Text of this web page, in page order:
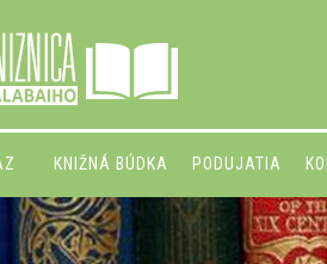
KNIŽNÁ BÚDKA PODUJATIA